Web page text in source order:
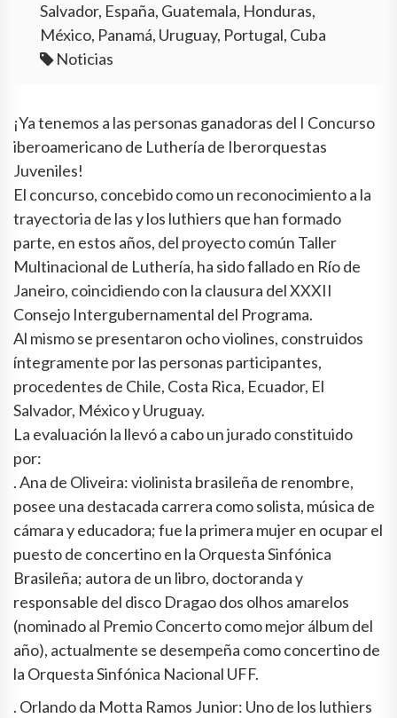
Salvador, España, Guatemala, Honduras,
México, Panamá, Uruguay, Portugal, Cuba
Noticias
¡Ya tenemos a las personas ganadoras del I Concurso
iberoamericano de Luthería de Iberorquestas
Juveniles!
El concurso, concebido como un reconocimiento a la
trayectoria de las y los luthiers que han formado
parte, en estos años, del proyecto común Taller
Multinacional de Luthería, ha sido fallado en Río de
Janeiro, coincidiendo con la clausura del XXXII
Consejo Intergubernamental del Programa.
Al mismo se presentaron ocho violines, construidos
íntegramente por las personas participantes,
procedentes de Chile, Costa Rica, Ecuador, El
Salvador, México y Uruguay.
La evaluación la llevó a cabo un jurado constituido
por:
. Ana de Oliveira: violinista brasileña de renombre,
posee una destacada carrera como solista, música de
cámara y educadora; fue la primera mujer en ocupar el
puesto de concertino en la Orquesta Sinfónica
Brasileña; autora de un libro, doctoranda y
responsable del disco Dragao dos olhos amarelos
(nominado al Premio Concerto como mejor álbum del
año), actualmente se desempeña como concertino de
la Orquesta Sinfónica Nacional UFF.
. Orlando da Motta Ramos Junior: Uno de los luthiers